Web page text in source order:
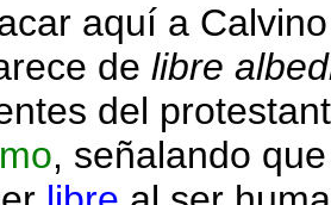
aquí a
de libre
del
, señalando